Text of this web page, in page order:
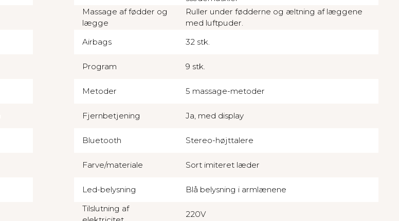
Massage af fødder og
lægge
Ruller under fødderne og æltning af læggene
med luftpuder.
Airbags
32 stk.
Program 9 stk.
Metoder 5 massage-metoder
Fjernbetjening Ja, med display
Bluetooth Stereo-højttalere
Farve/materiale Sort imiteret læder
Led-belysning
Blå belysning i armlænene
Tilslutning af
220V